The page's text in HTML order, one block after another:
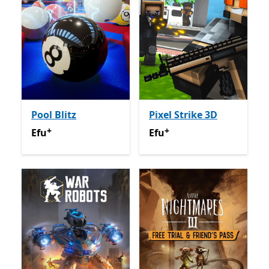
Pool Blitz
EfuNa-enye ịzụrụ n'ime ngwa
Efu+
Pixel Strike 3D
EfuNa-enye ịzụrụ n'ime
Efu+